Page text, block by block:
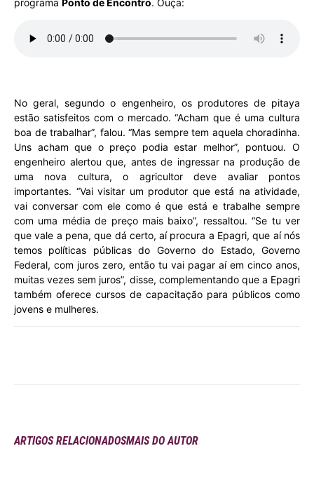
programa Ponto de Encontro. Ouça:
No geral, segundo o engenheiro, os produtores de pitaya
estão satisfeitos com o mercado. “Acham que é uma cultura
boa de trabalhar”, falou. “Mas sempre tem aquela choradinha.
Uns acham que o preço podia estar melhor”, pontuou. O
engenheiro alertou que, antes de ingressar na produção de
uma nova cultura, o agricultor deve avaliar pontos
importantes. “Vai visitar um produtor que está na atividade,
vai conversar com ele como é que está e trabalhe sempre
com uma média de preço mais baixo”, ressaltou. “Se tu ver
que vale a pena, que dá certo, aí procura a Epagri, que aí nós
temos políticas públicas do Governo do Estado, Governo
Federal, com juros zero, então tu vai pagar aí em cinco anos,
muitas vezes sem juros”, disse, complementando que a Epagri
também oferece cursos de capacitação para públicos como
jovens e mulheres.
ARTIGOS RELACIONADOSMAIS DO AUTOR